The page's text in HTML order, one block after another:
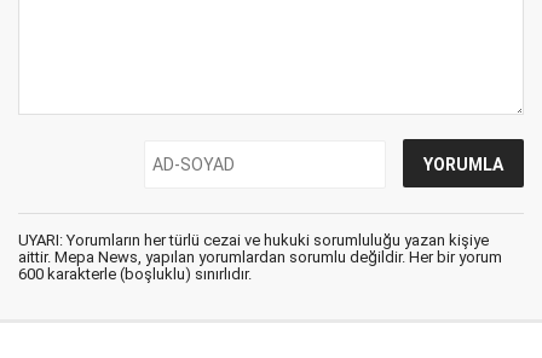
UYARI: Yorumların her türlü cezai ve hukuki sorumluluğu yazan kişiye
aittir. Mepa News, yapılan yorumlardan sorumlu değildir. Her bir yorum
600 karakterle (boşluklu) sınırlıdır.